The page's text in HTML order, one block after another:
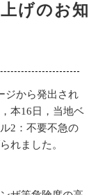
げのお知
ジから発出され
本16日，当地ベ
2：不要不急の
れました。